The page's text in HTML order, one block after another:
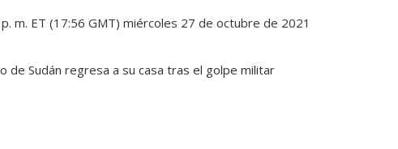
m. ET (17:56 GMT) miércoles 27 de octubre de 2021